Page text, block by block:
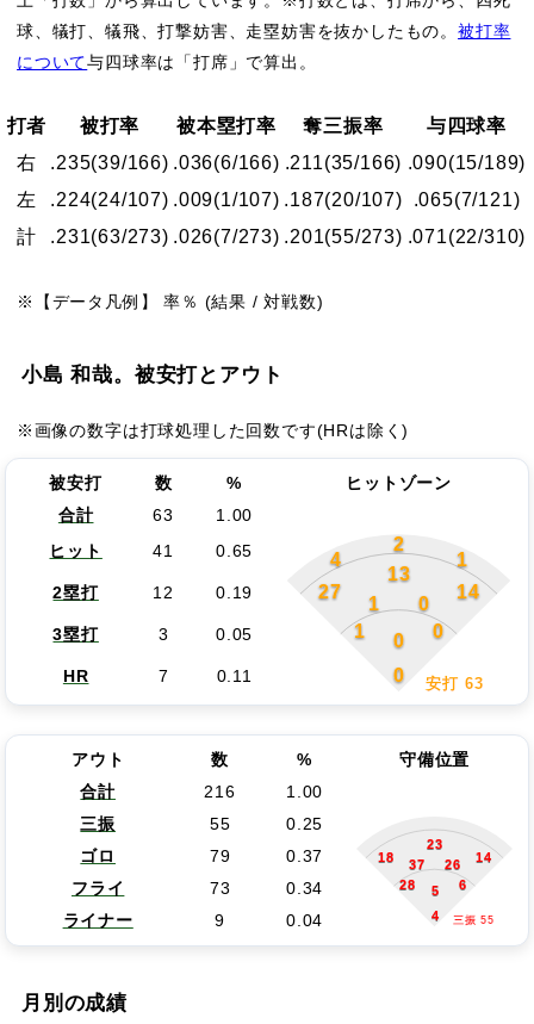
球、犠打、犠飛、打撃妨害、走塁妨害を抜かしたもの。被打率
について与四球率は「打席」で算出。
打者 被打率 被本塁打率 奪三振率
与四球率
右
.235(39/166) .036(6/166) .211(35/166) .090(15/189)
左
.224(24/107) .009(1/107) .187(20/107) .065(7/121)
計
.231(63/273) .026(7/273) .201(55/273) .071(22/310)
※【データ凡例】 率％ (結果 / 対戦数)
小島 和哉。被安打とアウト
※画像の数字は打球処理した回数です(HRは除く)
被安打 数 %
ヒットゾーン
合計
63
1.00
ヒット
41 0.65 4
2
1
27
13
14
1
0
1
0
0
0
安打 63
2塁打 12 0.19
3塁打 3 0.05
HR 7 0.11
アウト 数 %
守備位置
合計
216
1.00
三振
55 0.25
18
23
14
37
26
28
6
5
4
三振 55
ゴロ 79
0.37
フライ
73
0.34
ライナー
9 0.04
月別の成績